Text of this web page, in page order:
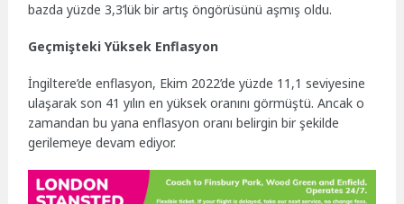
bazda yüzde 3,3’lük bir artış öngörüsünü aşmış oldu.
Geçmişteki Yüksek Enflasyon
İngiltere’de enflasyon, Ekim 2022’de yüzde 11,1 seviyesine
ulaşarak son 41 yılın en yüksek oranını görmüştü. Ancak o
zamandan bu yana enflasyon oranı belirgin bir şekilde
gerilemeye devam ediyor.